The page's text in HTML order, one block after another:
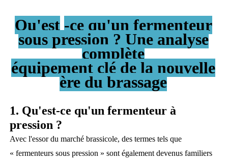
Qu'est -ce qu'un fermenteur
sous pression ? Une analyse
complète
équipement clé de la nouvelle
ère du brassage
1. Qu'est-ce qu'un fermenteur à
pression ?
Avec l'essor du marché brassicole, des termes tels que
« fermenteurs sous pression » sont également devenus familiers